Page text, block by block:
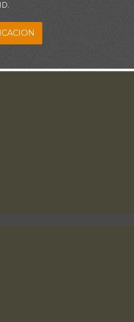
tu vida, así tengas mil
son momentos para confiar, aún